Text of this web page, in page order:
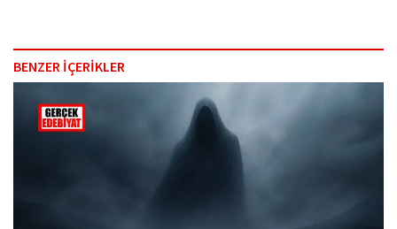
BENZER İÇERİKLER